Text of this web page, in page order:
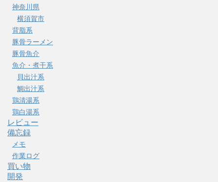
神奈川県
横須賀市
背脂系
豚骨ラーメン
豚骨魚介
魚介・煮干系
貝出汁系
鯛出汁系
鶏清湯系
鶏白湯系
レビュー
備忘録
メモ
作業ログ
買い物
開発